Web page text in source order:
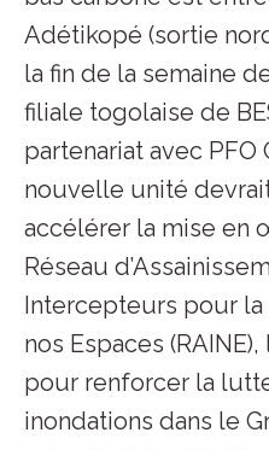
Adétikopé (sortie
la fin de la semaine
filiale togolaise de
partenariat avec
nouvelle unité
accélérer la mise
Réseau
Intercepteurs pour
nos Espaces
pour renforcer la
inondations dans le